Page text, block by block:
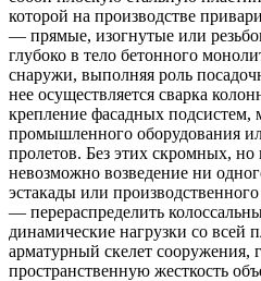
которой на производстве
— прямые, изогнутые или
глубоко в тело бетонного
снаружи, выполняя роль
нее осуществляется сварка
крепление фасадных подсистем,
промышленного оборудования
пролетов. Без этих скромных,
невозможно возведение ни
эстакады или
— перераспределить
динамические нагрузки со всей
арматурный скелет сооружения,
пространственную жесткость